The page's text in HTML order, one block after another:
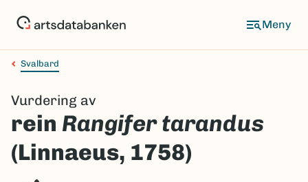
Meny
Navigasjonssti
Svalbard
Vurdering av
rein Rangifer tarandus
(Linnaeus, 1758)